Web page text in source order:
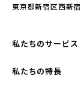
東京都新宿区西新
私たちのサービス
私たちの特長